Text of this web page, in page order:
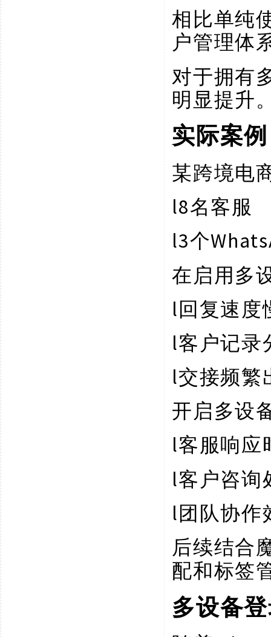
相比单纯
户管理体
对于拥有
明显提升
实际案
某跨境电
l8名客服
l3个
在启用多
l回复速度
l客户记录
l交接频繁
开启多设
l客服响应
l客户咨询
l团队协作
后续结合
配和标签
多设备